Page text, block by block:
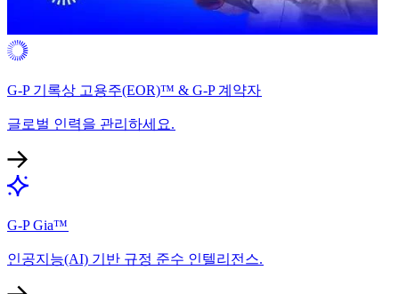
G-P 기록상 고용주(EOR)™ & G-P 계약자​​
글로벌 인력을 관리하세요.​​
G-P Gia™​​
인공지능(AI) 기반 규정 준수 인텔리전스.​​